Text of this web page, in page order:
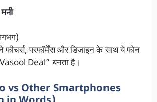
फीचर्स, परफॉर्मेंस और डिजाइन के साथ ये फोन
Deal” बनता है।
vs Other Smartphones